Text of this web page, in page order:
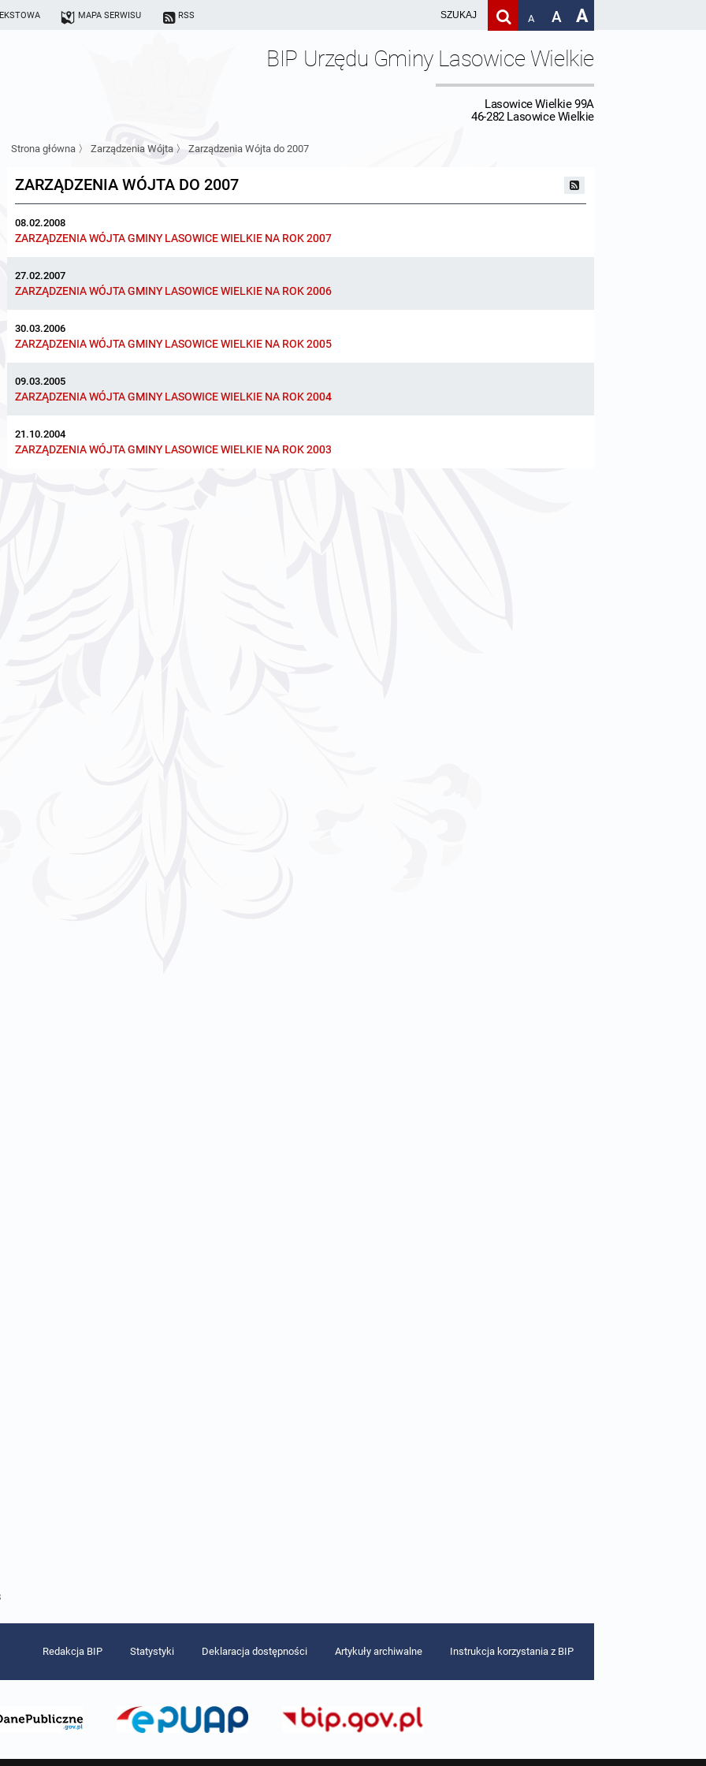
MAPA SERWISU RSS A A A
BIP Urzędu Gminy Lasowice Wielkie
Lasowice Wielkie 99A
46-282 Lasowice Wielkie
Strona główna 〉 Zarządzenia Wójta 〉 Zarządzenia Wójta do 2007
ZARZĄDZENIA WÓJTA DO 2007
08.02.2008
ZARZĄDZENIA WÓJTA GMINY LASOWICE WIELKIE NA ROK 2007
27.02.2007
ZARZĄDZENIA WÓJTA GMINY LASOWICE WIELKIE NA ROK 2006
30.03.2006
ZARZĄDZENIA WÓJTA GMINY LASOWICE WIELKIE NA ROK 2005
09.03.2005
ZARZĄDZENIA WÓJTA GMINY LASOWICE WIELKIE NA ROK 2004
21.10.2004
ZARZĄDZENIA WÓJTA GMINY LASOWICE WIELKIE NA ROK 2003
Redakcja BIP Statystyki Deklaracja dostępności Artykuły archiwalne Instrukcja korzystania z BIP